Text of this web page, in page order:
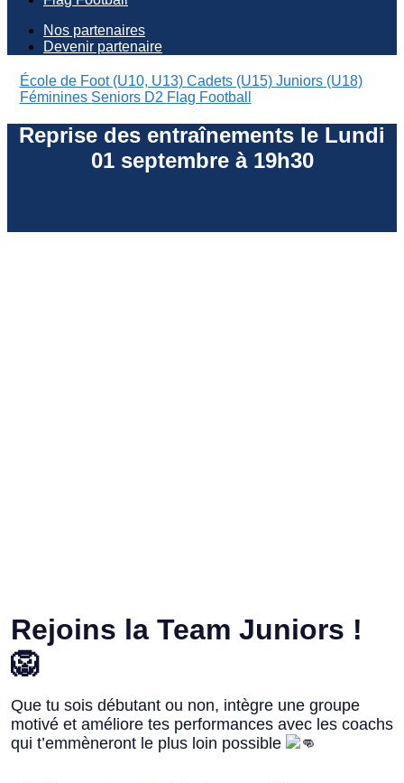
Nos partenaires
Devenir partenaire
École de Foot (U10, U13) Cadets (U15) Juniors (U18)
Féminines Seniors D2 Flag Football
Reprise des entraînements le Lundi
01 septembre à 19h30
Rejoins la Team Juniors !
🦁
Que tu sois débutant ou non, intègre une groupe
motivé et améliore tes performances avec les coachs
qui t’emmèneront le plus loin possible